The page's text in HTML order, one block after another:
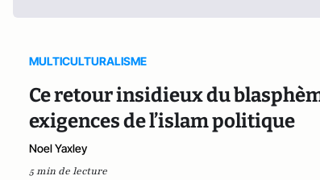
MULTICULTURALISME
Ce retour insidieux du
exigences de l’islam politique
Noel Yaxley
5 min de lecture